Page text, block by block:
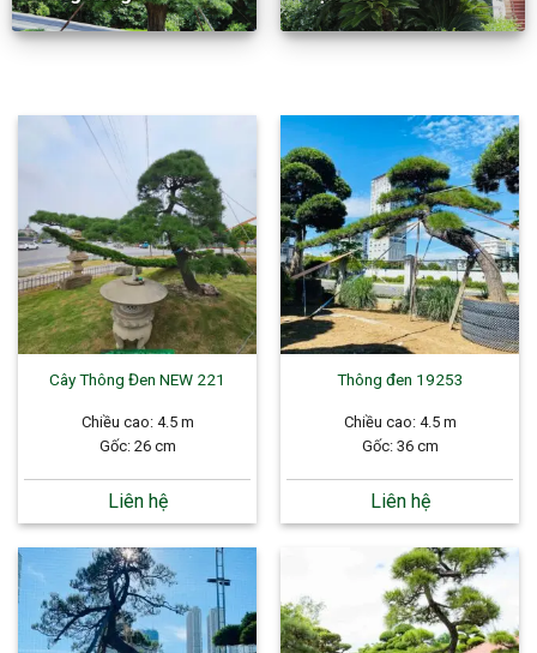
Cây Thông Đen NEW 221
Chiều cao: 4.5 m
Gốc: 26 cm
Liên hệ
Thông đen 19253
Chiều cao: 4.5 m
Gốc: 36 cm
Liên hệ